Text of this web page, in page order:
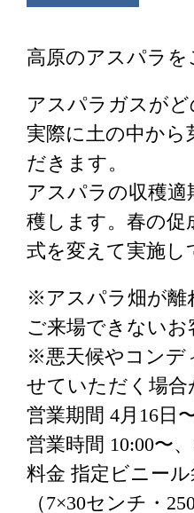
高原のアスパラ
アスパラガスが
実際に土の中か
だきます。
アスパラの収穫
穫します。春の促
式を変えて実施し
※アスパラ畑が離
ご来場できない
※悪天候やコンデ
せていただく場
営業期間 4月16日
営業時間 10:00〜
料金 指定ビニー
（7×30センチ・